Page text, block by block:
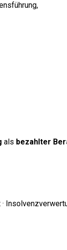
als bezahlter